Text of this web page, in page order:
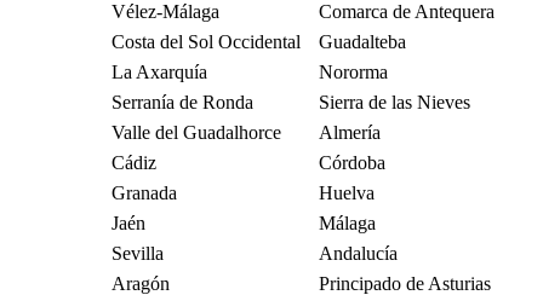
Vélez-Málaga
Comarca de Antequera
Costa del Sol Occidental
Guadalteba
La Axarquía
Nororma
Serranía de Ronda
Sierra de las Nieves
Valle del Guadalhorce
Almería
Cádiz
Córdoba
Granada
Huelva
Jaén
Málaga
Sevilla
Andalucía
Aragón
Principado de Asturias